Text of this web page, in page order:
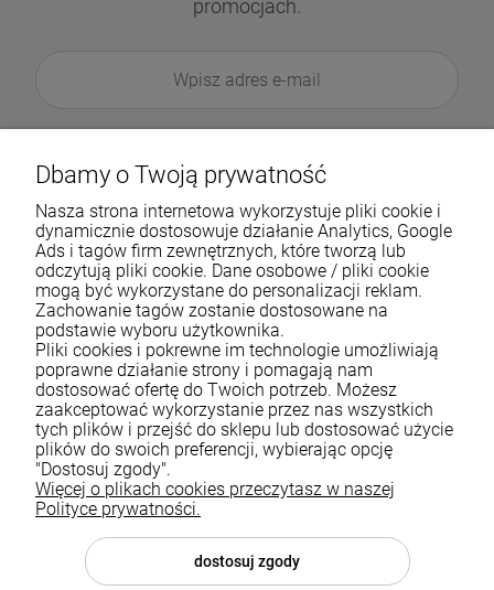
promocjach.
Pomoc
Moje konto
Płatności i dostawa
Informacje
Dbamy o Twoją prywatność
Nasza strona internetowa wykorzystuje pliki cookie i
dynamicznie dostosowuje działanie Analytics, Google
Ads i tagów firm zewnętrznych, które tworzą lub
odczytują pliki cookie. Dane osobowe / pliki cookie
mogą być wykorzystane do personalizacji reklam.
Zachowanie tagów zostanie dostosowane na
podstawie wyboru użytkownika.
Pliki cookies i pokrewne im technologie umożliwiają
poprawne działanie strony i pomagają nam
dostosować ofertę do Twoich potrzeb. Możesz
zaakceptować wykorzystanie przez nas wszystkich
tych plików i przejść do sklepu lub dostosować użycie
plików do swoich preferencji, wybierając opcję
"Dostosuj zgody".
Więcej o plikach cookies przeczytasz w naszej
Polityce prywatności.
dostosuj zgody